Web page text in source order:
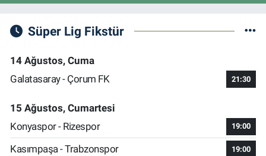
Süper Lig Fikstür
14 Ağustos, Cuma
Galatasaray - Çorum FK
21:30
15 Ağustos, Cumartesi
Konyaspor - Rizespor
19:00
Kasımpaşa - Trabzonspor 19:00